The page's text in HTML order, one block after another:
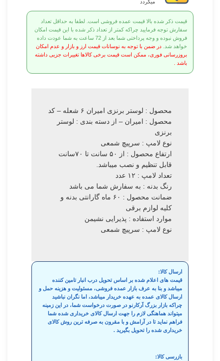
میگردد
قیمت ذکر شده بالا قیمت عمده فروشی است. لطفا به حداقل تعداد
سفارش توجه فرمایید چراکه کمتر از تعداد ذکر شده با این قیمت امکان
فروش نبوده و وجه پرداختی شما بعد از 72 ساعت به شما عودت داده
خواهد شد. در ضمن با توجه به نوسانات قیمت ارز و بازار و عدم امکان
بروزرسانی فوری، ممکن است قیمت برخی کالاها تغییرات جزیی داشته
باشد .
محصول : لوستر برنزی امیران ۶ شعله – کد
محصول : امیران – از دسته بندی : لوستر
برنزی
نوع لامپ : سرپیچ شمعی
ارتفاع محصول : از ۵۰ سانت تا ۷۰سانت
قابل تنظیم و نصب میباشد.
تعداد لامپ : ۱۲ عدد
رنگ بدنه : به سفارش شما می باشد
ضمانت محصول : ۶۰ ماه گارانتی بدنه و
کلیه لوازم برقی
موارد استفاده : پذیرایی نشیمن
نوع لامپ : سرپیچ شمعی
ارسال کالا:
قیمت های اعلام شده بر اساس تحویل درب انبار تامین کننده
میباشد و بنا به عرف بازار عمده فروشی، مسئولیت و هزینه حمل و
ارسال کالای عمده به عهده خریدار میباشد، اما نگران نباشید
چراکه بازار بزرگ آرکارنو در صورت درخواست شما، در این زمینه
میتواند هماهنگی لازم را جهت ارسال کالای خریداری شده شما
فراهم نماید تا در آرامش و با مقرون به صرفه ترین روش کالای
خریداری شده را تحویل بگیرید .
بازرسی کالا: